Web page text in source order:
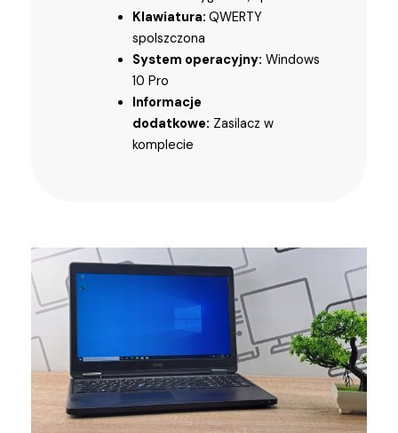
Klawiatura: QWERTY
spolszczona
System operacyjny: Windows
10 Pro
Informacje
dodatkowe: Zasilacz w
komplecie